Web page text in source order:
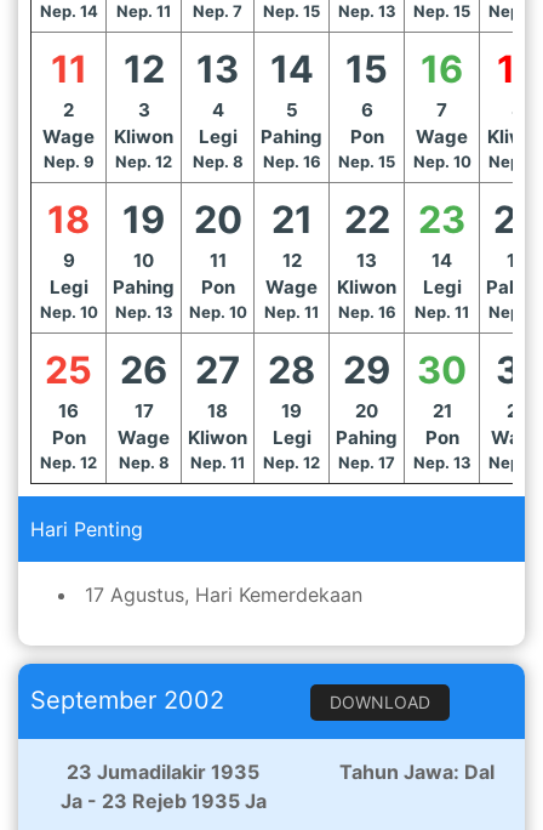
Nep. 14 Nep. 11 Nep. 7 Nep. 15 Nep. 13 Nep. 15 Nep.
11
2
Wage
Nep. 9
12
3
Kliwon
Nep. 12
13
4
Legi
Nep. 8
14
5
Pahing
Nep. 16
15
6
Pon
Nep. 15
16
7
Wage
Nep. 10
17
8
Nep.
18
9
Legi
Nep. 10
19
10
Pahing
Nep. 13
20
11
Pon
Nep. 10
21
12
Wage
Nep. 11
22
13
Kliwon
Nep. 16
23
14
Legi
Nep. 11
24
15
Nep.
25
16
Pon
Nep. 12
26
17
Wage
Nep. 8
27
18
Kliwon
Nep. 11
28
19
Legi
Nep. 12
29
20
Pahing
Nep. 17
30
21
Pon
Nep. 13
31
22
Wage
Nep.
Hari Penting
17 Agustus, Hari Kemerdekaan
September 2002 DOWNLOAD
23 Jumadilakir 1935
Ja - 23 Rejeb 1935 Ja
Tahun Jawa: Dal